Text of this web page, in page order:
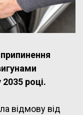
році.
відмову від